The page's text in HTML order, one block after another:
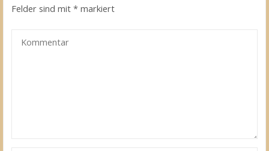
Felder sind mit* markiert